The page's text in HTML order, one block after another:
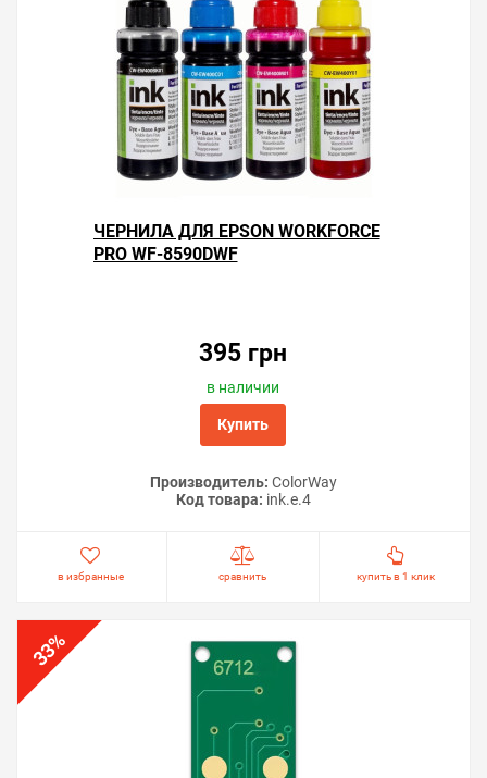
ЧЕРНИЛА ДЛЯ EPSON WORKFORCE
PRO WF-8590DWF
395 грн
в наличии
Купить
Производитель: ColorWay
Код товара: ink.e.4
в избранные сравнить купить в 1 клик
33
%